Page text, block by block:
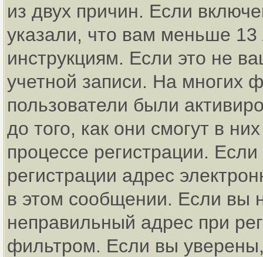
из двух причин. Если
указали, что вам меньше
инструкциям. Если это не
учетной записи. На многих
пользователи были
до того, как они смогут в
процессе регистрации.
регистрации адрес
в этом сообщении. Если вы
неправильный адрес при
фильтром. Если вы